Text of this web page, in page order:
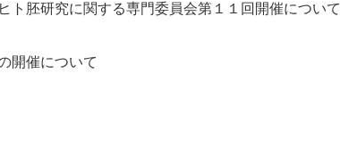
ト胚研究に関する専門委員会第１１回開催について
開催について